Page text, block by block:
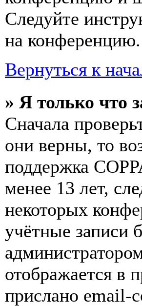
Следуйте
на конференцию.
Вернуться к
» Я только что
Сначала
они верны, то
поддержка
менее 13 лет,
некоторых
учётные записи
отображается в
прислано email-